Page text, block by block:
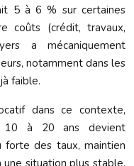
5 à 6 % sur certaines
coûts (crédit, travaux,
a mécaniquement
notamment dans les
faible.
dans ce contexte,
10 à 20 ans devient
forte des taux, maintien
situation plus stable.